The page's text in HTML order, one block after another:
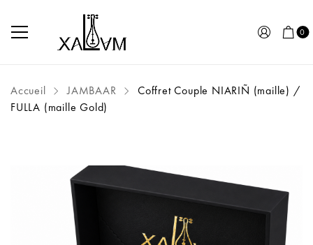
0
Accueil JAMBAAR
Coffret Couple NIARIÑ (maille) /
FULLA (maille Gold)